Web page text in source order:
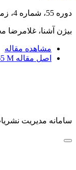
دوره 55، شماره 4، زمستان 1403، صفحه
بیژن آشنا، غلامرضا
مشاهده مقاله
اصل مقاله M
سامانه مدیریت